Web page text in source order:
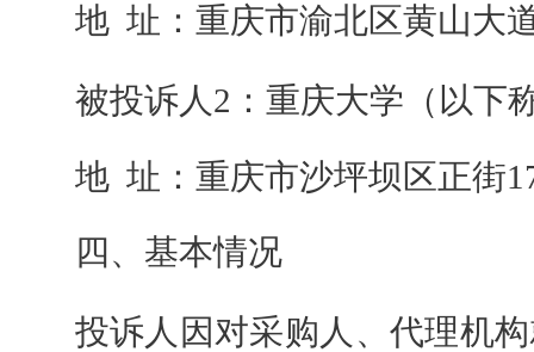
地 址：重庆市渝北区黄山大
被投诉人 2 ： 重庆大学 （以下
地 址：重庆市沙坪坝区正街
四、基本情况
投诉人因对采购人、代理机